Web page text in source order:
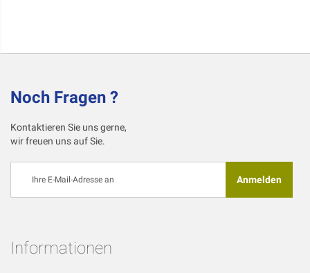
Noch Fragen ?
Kontaktieren Sie uns gerne,
wir freuen uns auf Sie.
sich
an:
Anmelden
Informationen